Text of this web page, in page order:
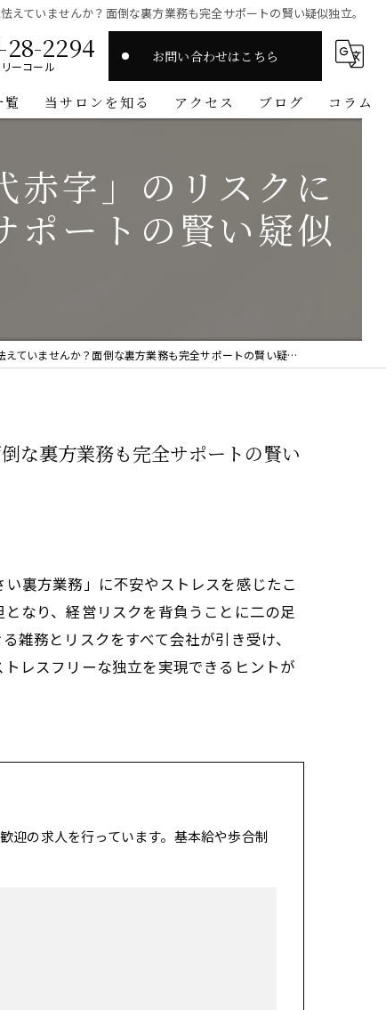
ていませんか？面倒な裏方業務も完全サポートの賢い疑似独立。
28-2294
ーコール
お問い合わせはこちら
覧 当サロンを知る
高収入
マンツーマン
アクセス ブログ コラム
赤字」のリスクに
ポートの賢い疑似
ませんか？面倒な裏方業務も完全サポートの賢い疑似独立。
な裏方業務も完全サポートの賢い
裏方業務」に不安やストレスを感じたこ
なり、経営リスクを背負うことに二の足
雑務とリスクをすべて会社が引き受け、
レスフリーな独立を実現できるヒントが
迎の求人を行っています。基本給や歩合制